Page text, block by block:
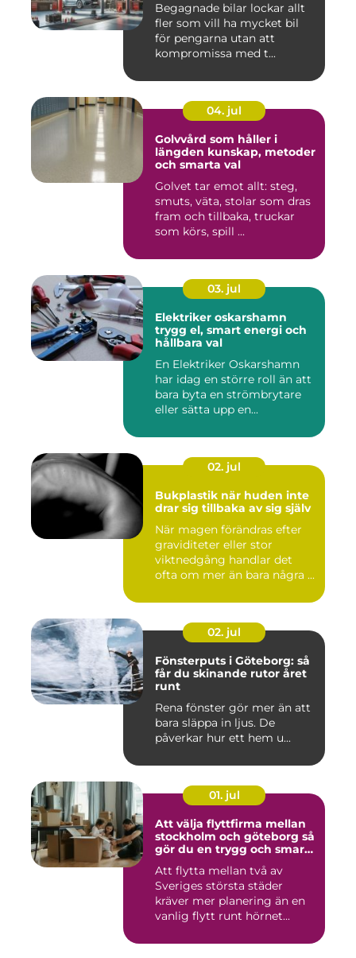
Begagnade bilar lockar allt
fler som vill ha mycket bil
för pengarna utan att
kompromissa med t...
04. jul
Golvvård som håller i
längden kunskap, metoder
och smarta val
Golvet tar emot allt: steg,
smuts, väta, stolar som dras
fram och tillbaka, truckar
som körs, spill ...
03. jul
Elektriker oskarshamn
trygg el, smart energi och
hållbara val
En Elektriker Oskarshamn
har idag en större roll än att
bara byta en strömbrytare
eller sätta upp en...
02. jul
Bukplastik när huden inte
drar sig tillbaka av sig själv
När magen förändras efter
graviditeter eller stor
viktnedgång handlar det
ofta om mer än bara några ...
02. jul
Fönsterputs i Göteborg: så
får du skinande rutor året
runt
Rena fönster gör mer än att
bara släppa in ljus. De
påverkar hur ett hem u...
01. jul
Att välja flyttfirma mellan
stockholm och göteborg så
gör du en trygg och smart
Att flytta mellan två av
Sveriges största städer
kräver mer planering än en
vanlig flytt runt hörnet...